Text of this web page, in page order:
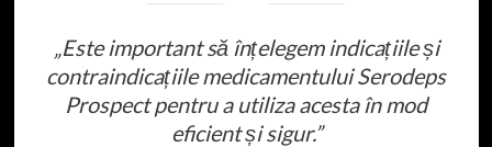
„Este important să înțelegem indicațiile și
contraindicațiile medicamentului Serodeps
Prospect pentru a utiliza acesta în mod
eficient și sigur.”